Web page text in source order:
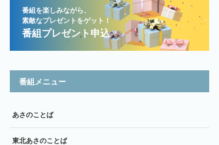
番組を楽しみながら、
素敵なプレゼントをゲット！
番組プレゼント申込
番組メニュー
あさのことば
東北あさのことば